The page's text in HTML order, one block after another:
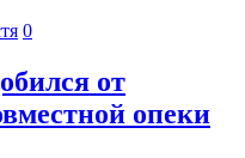
0
от
опеки